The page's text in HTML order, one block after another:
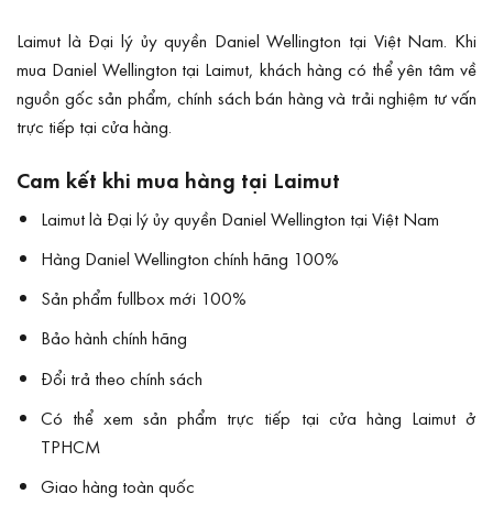
Laimut là Đại lý ủy quyền Daniel Wellington tại Việt Nam. Khi
mua Daniel Wellington tại Laimut, khách hàng có thể yên tâm về
nguồn gốc sản phẩm, chính sách bán hàng và trải nghiệm tư vấn
trực tiếp tại cửa hàng.
Cam kết khi mua hàng tại Laimut
Laimut là Đại lý ủy quyền Daniel Wellington tại Việt Nam
Hàng Daniel Wellington chính hãng 100%
Sản phẩm fullbox mới 100%
Bảo hành chính hãng
Đổi trả theo chính sách
Có thể xem sản phẩm trực tiếp tại cửa hàng Laimut ở
TPHCM
Giao hàng toàn quốc